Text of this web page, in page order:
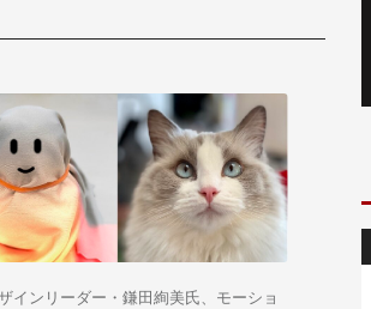
インリーダー・鎌田絢美氏、モーショ